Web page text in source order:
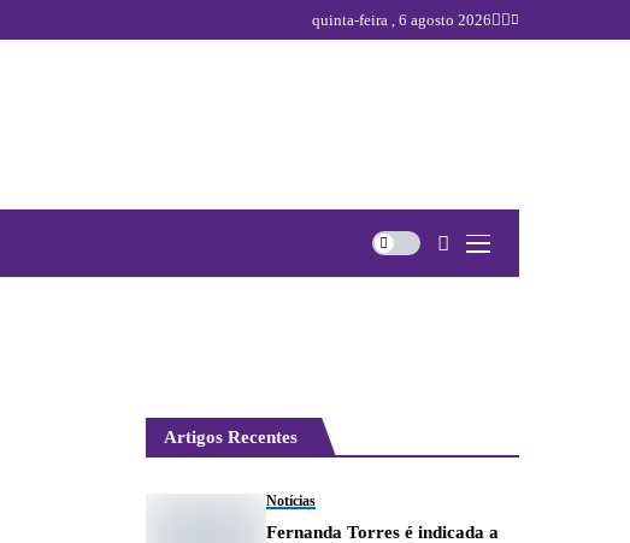
quinta-feira , 6 agosto 2026
Artigos Recentes
Notícias
Fernanda Torres é indicada a